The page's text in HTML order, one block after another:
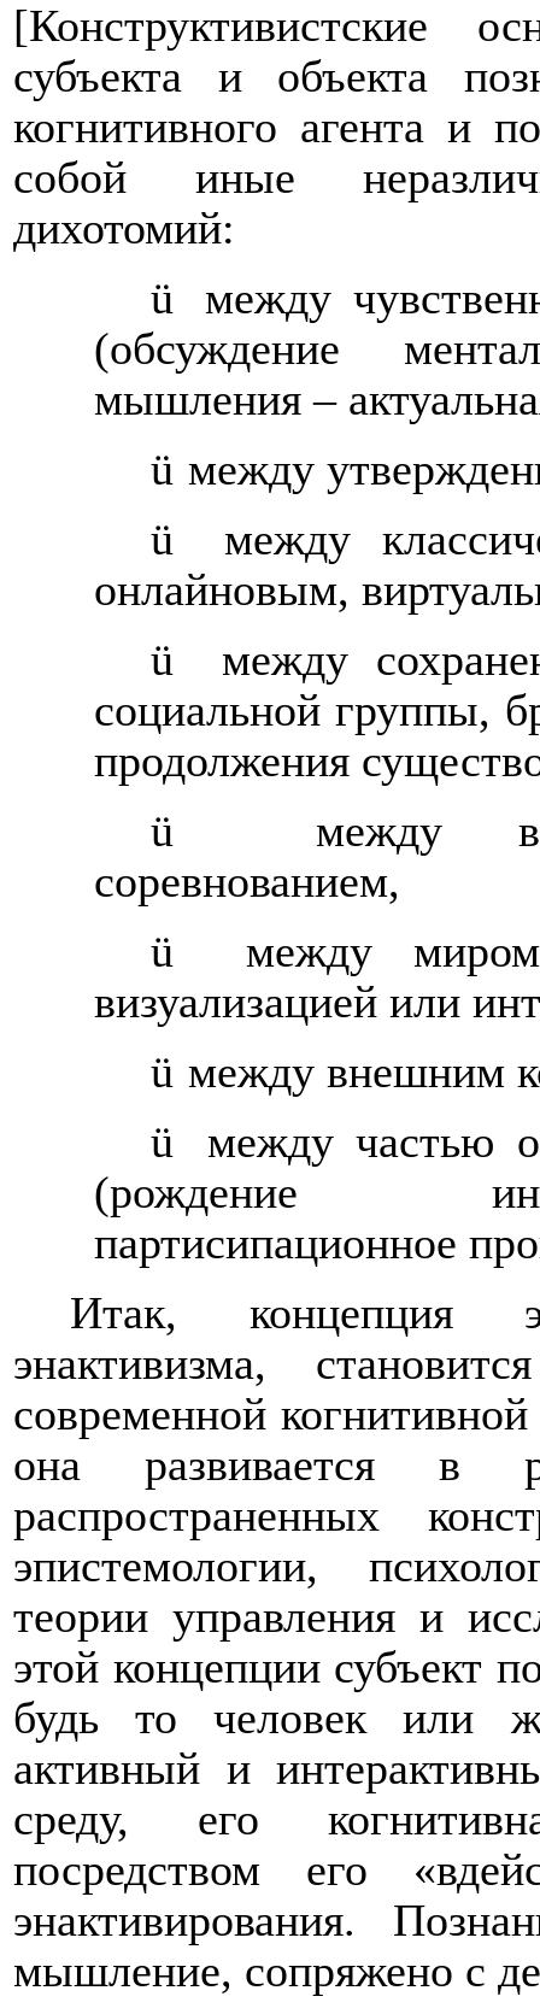
[Конструктивистские
субъекта и объекта
когнитивного агента и
собой иные
дихотомий:
ü
между
(обсуждение
мышления –
ü между
ü
между
онлайновым,
ü
между
социальной группы,
продолжения
ü
между
соревнованием,
ü
между
визуализацией или
ü между внешним
ü
между частью
(рождение
партисипационное
Итак, концепция
энактивизма,
современной
она развивается в
распространенных
эпистемологии,
теории управления и
этой концепции субъект
будь то человек или
активный и
среду, его
посредством его
энактивирования.
мышление, сопряжено с